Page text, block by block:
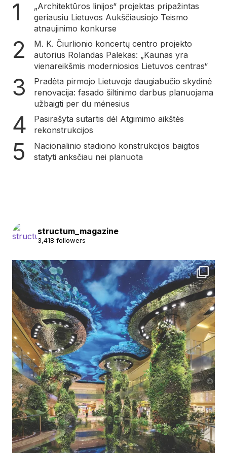
„Architektūros linijos“ projektas pripažintas
geriausiu Lietuvos Aukščiausiojo Teismo
atnaujinimo konkurse
M. K. Čiurlionio koncertų centro projekto
autorius Rolandas Palekas: „Kaunas yra
vienareikšmis moderniosios Lietuvos centras“
Pradėta pirmojo Lietuvoje daugiabučio skydinė
renovacija: fasado šiltinimo darbus planuojama
užbaigti per du mėnesius
Pasirašyta sutartis dėl Atgimimo aikštės
rekonstrukcijos
Nacionalinio stadiono konstrukcijos baigtos
statyti anksčiau nei planuota
structum_magazine
3,418 followers